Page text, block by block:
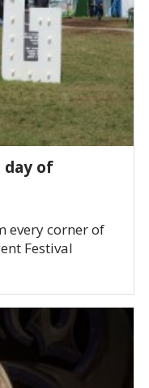
day of
every corner of
Festival